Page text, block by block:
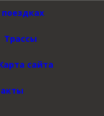
Трассы
сайта